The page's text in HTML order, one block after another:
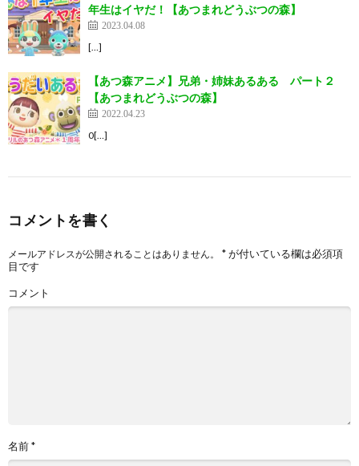
年生はイヤだ！【あつまれどうぶつの森】
2023.04.08
[…]
【あつ森アニメ】兄弟・姉妹あるある パート２
【あつまれどうぶつの森】
2022.04.23
0[…]
コメントを書く
メールアドレスが公開されることはありません。 *が付いている欄は必須項
目です
コメント
名前*